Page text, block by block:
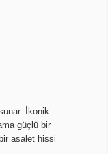
İkonik
güçlü bir
asalet hissi